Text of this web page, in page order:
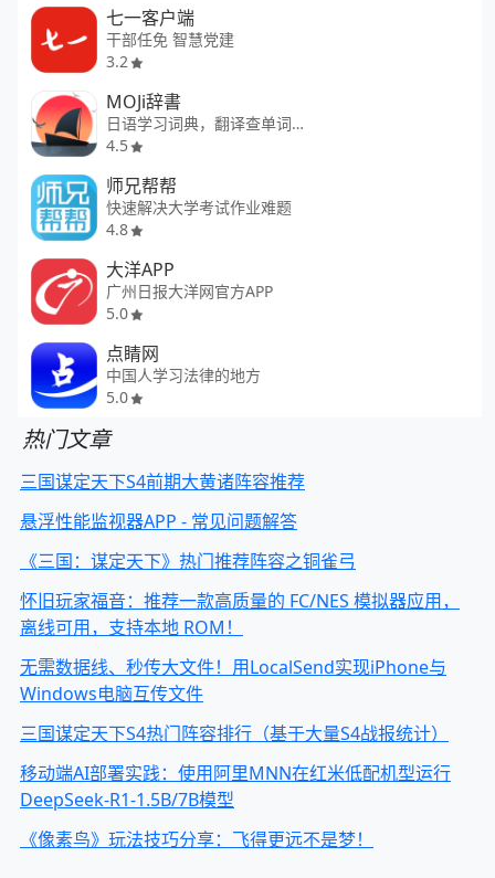
七一客户端
干部任免 智慧党建
3.2
MOJi辞書
日语学习词典，翻译查单词背单词
4.5
师兄帮帮
快速解决大学考试作业难题
4.8
大洋APP
广州日报大洋网官方APP
5.0
点睛网
中国人学习法律的地方
5.0
热门文章
三国谋定天下S4前期大黄诸阵容推荐
悬浮性能监视器APP - 常见问题解答
《三国：谋定天下》热门推荐阵容之铜雀弓
怀旧玩家福音：推荐一款高质量的 FC/NES 模拟器应用，
离线可用，支持本地 ROM！
无需数据线、秒传大文件！用LocalSend实现iPhone与
Windows电脑互传文件
三国谋定天下S4热门阵容排行（基于大量S4战报统计）
移动端AI部署实践：使用阿里MNN在红米低配机型运行
DeepSeek-R1-1.5B/7B模型
《像素鸟》玩法技巧分享：飞得更远不是梦！